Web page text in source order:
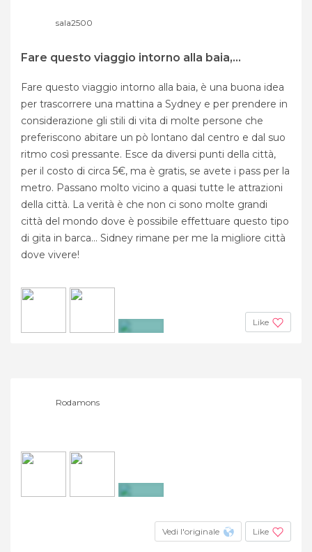
sala2500
Fare questo viaggio intorno alla baia,...
Fare questo viaggio intorno alla baia, è una buona idea
per trascorrere una mattina a Sydney e per prendere in
considerazione gli stili di vita di molte persone che
preferiscono abitare un pò lontano dal centro e dal suo
ritmo così pressante. Esce da diversi punti della città,
per il costo di circa 5€, ma è gratis, se avete i pass per la
metro. Passano molto vicino a quasi tutte le attrazioni
della città. La verità è che non ci sono molte grandi
città del mondo dove è possibile effettuare questo tipo
di gita in barca... Sidney rimane per me la migliore città
dove vivere!
Like
Rodamons
Vedi l'originale Like